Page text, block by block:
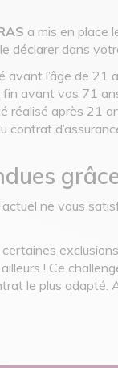
a mis en place
déclarer dans
avant l’âge de
fin avant vos 71
réalisé après 21
contrat
ne vous
certaines
ailleurs ! Ce
le plus